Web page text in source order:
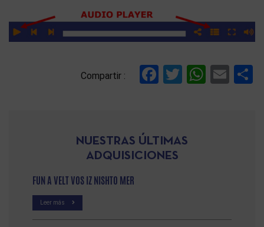
Compartir : Facebook
Twitter
NUESTRAS ÚLTIMAS
ADQUISICIONES
FUN A VELT VOS IZ NISHTO MER
Leer más